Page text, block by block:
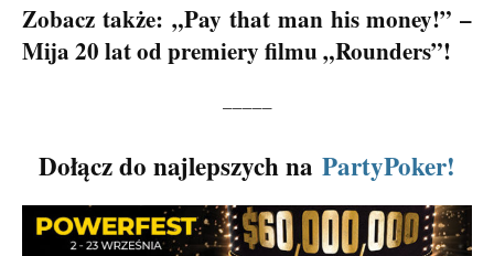
Zobacz także: „Pay that man his money!” –
Mija 20 lat od premiery filmu „Rounders”!
Dołącz do najlepszych na PartyPoker!